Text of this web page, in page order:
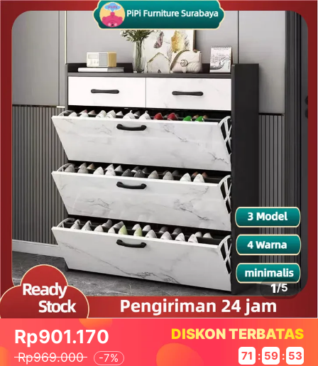
1/5
Rp901.170
Rp969.000 -7%
DISKON TERBATAS
71 : 59 : 52